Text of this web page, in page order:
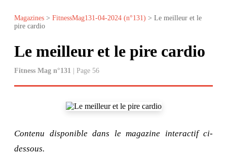
Magazines > FitnessMag131-04-2024 (n°131) > Le meilleur et le
pire cardio
Le meilleur et le pire cardio
Fitness Mag n°131 | Page 56
Contenu disponible dans le magazine interactif ci-
dessous.